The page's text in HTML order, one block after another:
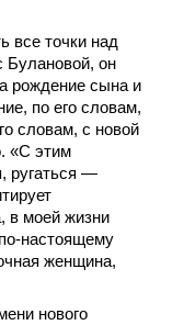
все точки над
Булановой, он
рождение сына и
по его словам,
словам, с новой
«С этим
ругаться —
в моей жизни
настоящему
женщина,
нового